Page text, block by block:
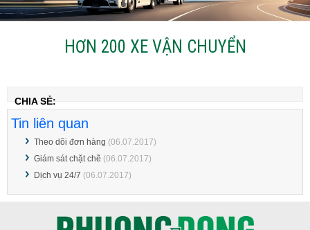
HƠN 200 XE VẬN CHUYỂN
CHIA SẺ:
Tin liên quan
Theo dõi đơn hàng (06.07.2017)
Giám sát chặt chẽ (06.07.2017)
Dịch vụ 24/7 (06.07.2017)